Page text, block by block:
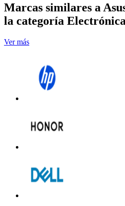
Marcas similares a
la categoría
Ver más